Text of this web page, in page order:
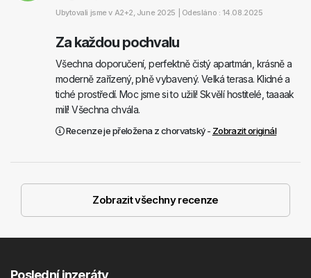
Ubytovali jsme v A2+2, June 2025 | Odesláno : 14.08.2025
Za každou pochvalu
Všechna doporučení, perfektně čistý apartmán, krásně a
moderně zařízený, plně vybavený. Velká terasa. Klidné a
tiché prostředí. Moc jsme si to užili! Skvělí hostitelé, taaaak
milí! Všechna chvála.
Recenze je přeložena z chorvatský - Zobrazit originál
Zobrazit všechny recenze
Poslední inzeráty